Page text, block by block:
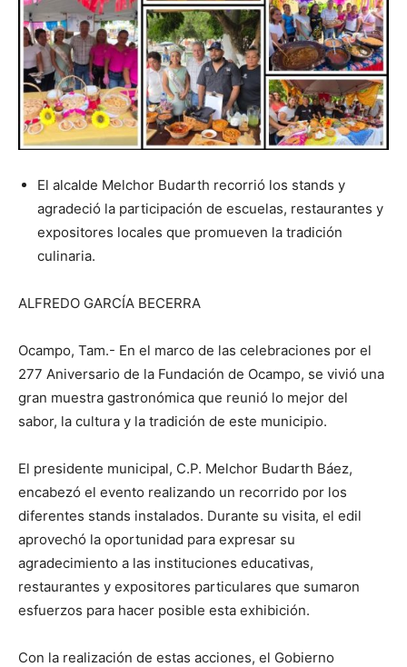
El alcalde Melchor Budarth recorrió los stands y
agradeció la participación de escuelas, restaurantes y
expositores locales que promueven la tradición
culinaria.
ALFREDO GARCÍA BECERRA
Ocampo, Tam.- En el marco de las celebraciones por el
277 Aniversario de la Fundación de Ocampo, se vivió una
gran muestra gastronómica que reunió lo mejor del
sabor, la cultura y la tradición de este municipio.
El presidente municipal, C.P. Melchor Budarth Báez,
encabezó el evento realizando un recorrido por los
diferentes stands instalados. Durante su visita, el edil
aprovechó la oportunidad para expresar su
agradecimiento a las instituciones educativas,
restaurantes y expositores particulares que sumaron
esfuerzos para hacer posible esta exhibición.
Con la realización de estas acciones, el Gobierno